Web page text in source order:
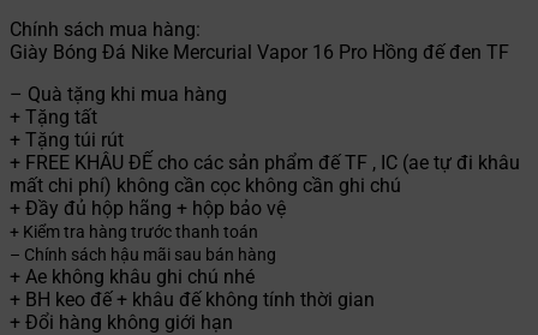
Chính sách mua hàng:
Giày Bóng Đá Nike Mercurial Vapor 16 Pro Hồng đế đen TF
– Quà tặng khi mua hàng
+ Tặng tất
+ Tặng túi rút
+ FREE KHÂU ĐẾ cho các sản phẩm đế TF , IC (ae tự đi khâu
mất chi phí) không cần cọc không cần ghi chú
+ Đầy đủ hộp hãng + hộp bảo vệ
+ Kiểm tra hàng trước thanh toán
– Chính sách hậu mãi sau bán hàng
+ Ae không khâu ghi chú nhé
+ BH keo đế + khâu đế không tính thời gian
+ Đổi hàng không giới hạn